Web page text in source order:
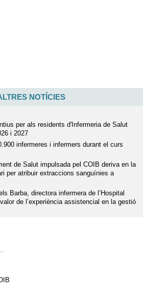
NOTÍCIES
per als residents d'Infermeria de Salut
i 2027
infermeres i infermers durant el curs
de Salut impulsada pel COIB deriva en la
per atribuir extraccions sanguínies a
Barba, directora infermera de l’Hospital
de l’experiència assistencial en la gestió